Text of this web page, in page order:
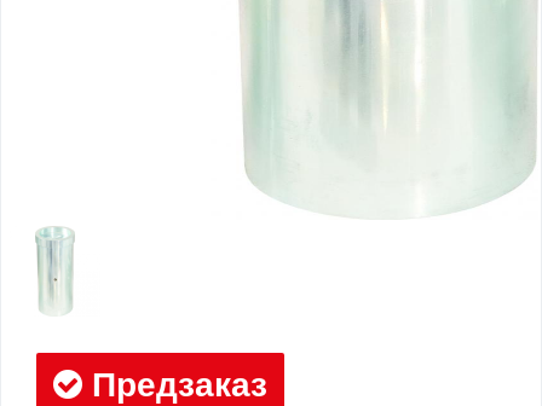
Предзаказ